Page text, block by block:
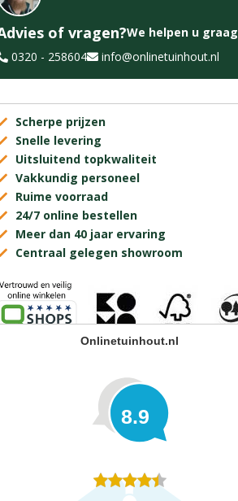
of vragen?We helpen u graag
0320 - 258604
info@onlinetuinhout.nl
Scherpe prijzen
Snelle levering
Uitsluitend topkwaliteit
Vakkundig personeel
Ruime voorraad
24/7 online bestellen
Meer dan 40 jaar ervaring
Centraal gelegen showroom
Onlinetuinhout.nl
8.9